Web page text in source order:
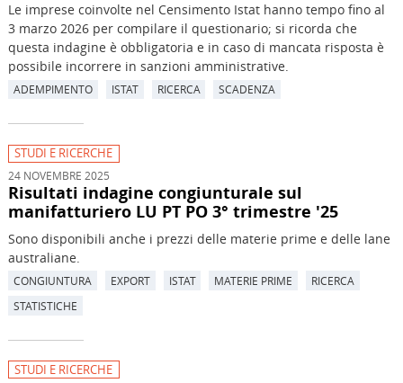
Le imprese coinvolte nel Censimento Istat hanno tempo fino al
3 marzo 2026 per compilare il questionario; si ricorda che
questa indagine è obbligatoria e in caso di mancata risposta è
possibile incorrere in sanzioni amministrative.
ADEMPIMENTO ISTAT RICERCA SCADENZA
STUDI E RICERCHE
24 NOVEMBRE 2025
Risultati indagine congiunturale sul
manifatturiero LU PT PO 3° trimestre '25
Sono disponibili anche i prezzi delle materie prime e delle lane
australiane.
CONGIUNTURA EXPORT ISTAT MATERIE PRIME
RICERCA
STATISTICHE
STUDI E RICERCHE